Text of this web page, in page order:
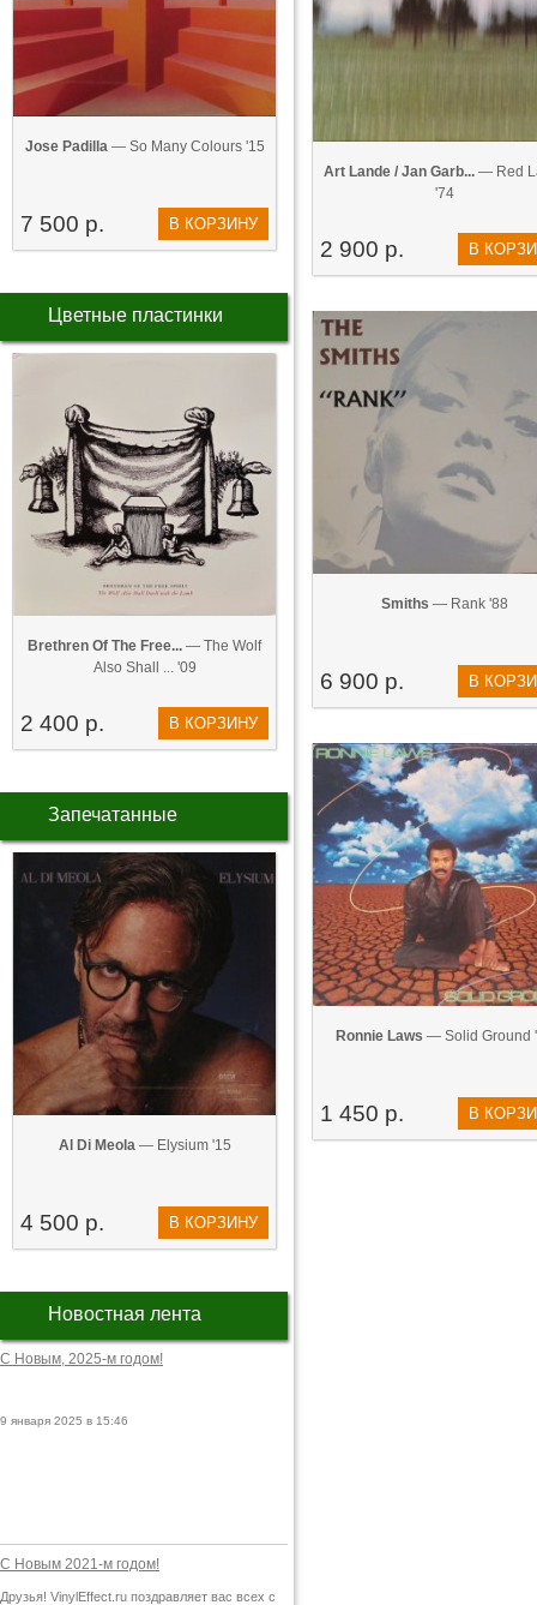
Jose Padilla— So Many Colours '15
7 500 р. В КОРЗИНУ
Цветные пластинки
Brethren Of The Free... — The Wolf
Also Shall ... '09
2 400 р. В КОРЗИНУ
Запечатанные
Al Di Meola— Elysium '15
4 500 р. В КОРЗИНУ
Новостная лента
С Новым, 2025-м годом!
9 января 2025 в 15:46
С Новым 2021-м годом!
Друзья! VinylEffect.ru поздравляет вас всех с
Art Lande / Jan Garb... — Red
'74
2 900 р. В
Smiths — Rank '88
6 900 р. В
Ronnie Laws — Solid Ground
1 450 р. В